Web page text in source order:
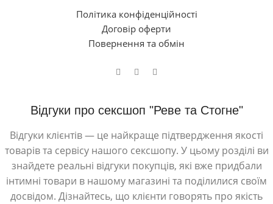
Політика конфіденційності
Договір оферти
Повернення та обмін
Відгуки про сексшоп "Реве та Стогне"
Відгуки клієнтів — це найкраще підтвердження якості
товарів та сервісу нашого сексшопу. У цьому розділі ви
знайдете реальні відгуки покупців, які вже придбали
інтимні товари в нашому магазині та поділилися своїм
досвідом. Дізнайтесь, що клієнти говорять про якість